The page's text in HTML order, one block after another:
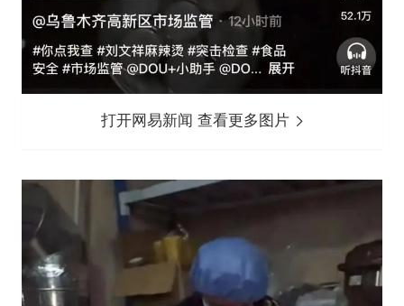
打开网易新闻 查看更多图片